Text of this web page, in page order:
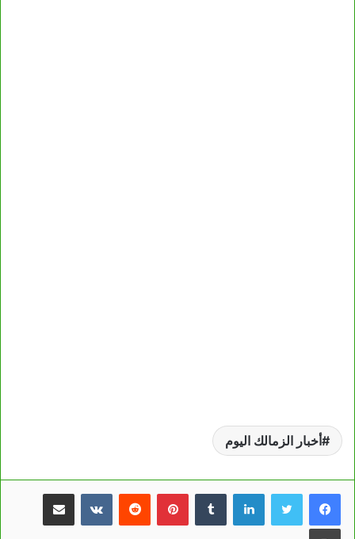
أخبار الزمالك اليوم
لينكدإن بينتيريست مشاركة عبر البريد
طباعة